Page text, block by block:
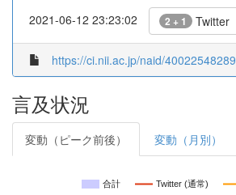
2021-06-12 23:23:02 2 + 1 Twitter
https://ci.nii.ac.jp/naid/40022548289
言及状況
変動（ピーク前後） 変動（月別）
合計 Twitter (通常)